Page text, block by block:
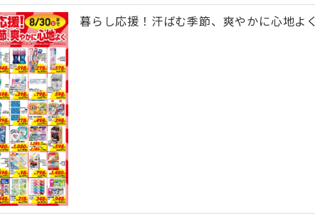
暮らし応援！汗ばむ季節、爽やかに心地よく